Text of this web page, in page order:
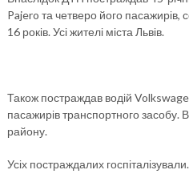
Pajero та четверо його пасажирів,
16 років. Усі жителі міста Львів.
Також постраждав водій
пасажирів транспортного засобу.
району.
Усіх постраждалих госпіталізували.